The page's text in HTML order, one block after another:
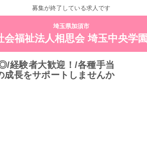
募集が終了している求人です
埼玉県加須市
会福祉法人相思会 埼玉中央学園
経験者大歓迎！/各種手当
長をサポートしませんか